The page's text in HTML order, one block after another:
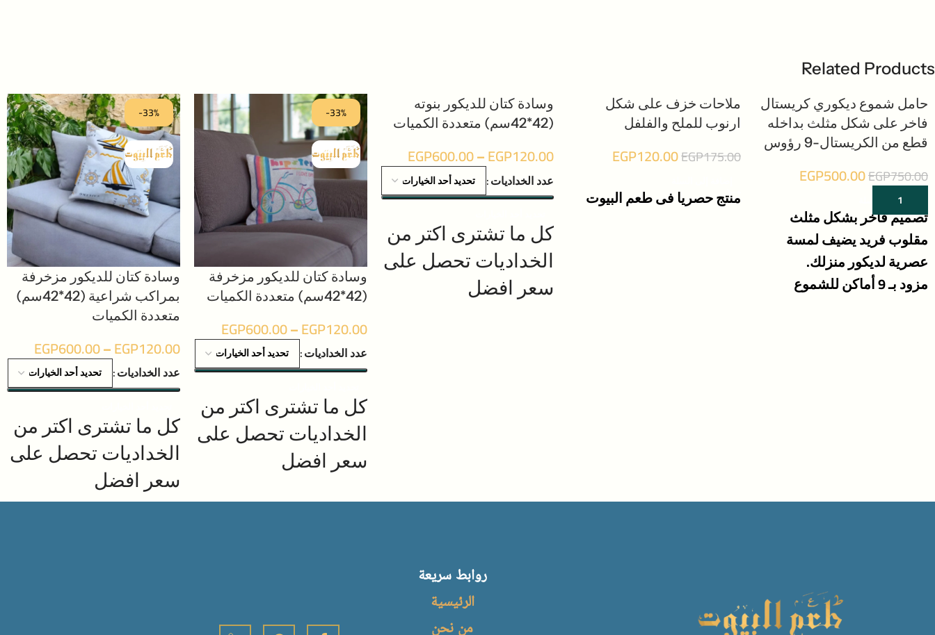
Related Products
-33%
حامل شموع ديكوري كريستال
فاخر على شكل مثلث بداخله
قطع من الكريستال-9 رؤوس
EGP750.00
EGP500.00
إضافة إلى السلة
تصميم فاخر بشكل مثلث
مقلوب فريد يضيف لمسة
عصرية لديكور منزلك.
مزود بـ 9 أماكن للشموع
-31%
ملاحات خزف على شكل
ارنوب للملح والفلفل
EGP175.00
EGP120.00
منتج حصريا فى طعم البيوت
-33%
وسادة كتان للديكور بنوته
(42*42سم) متعددة الكميات
EGP120.00
–
EGP600.00
عدد الخداديات
كل ما تشترى اكتر من
الخداديات تحصل على
سعر افضل
كديكور في منزلك أو وضعها
تقديمها لأحبائك كهدية
-33%
وسادة كتان للديكور مزخرفة
(42*42سم) متعددة الكميات
EGP120.00
–
EGP600.00
عدد الخداديات
كل ما تشترى اكتر من
الخداديات تحصل على
سعر افضل
الحاجة
-33%
وسادة كتان للديكور مزخرفة
بمراكب شراعية (42*42سم)
متعددة الكميات
EGP120.00
–
EGP600.00
عدد الخداديات
كل ما تشترى اكتر من
الخداديات تحصل على
سعر افضل
روابط سريعة
الرئيسية
من نحن